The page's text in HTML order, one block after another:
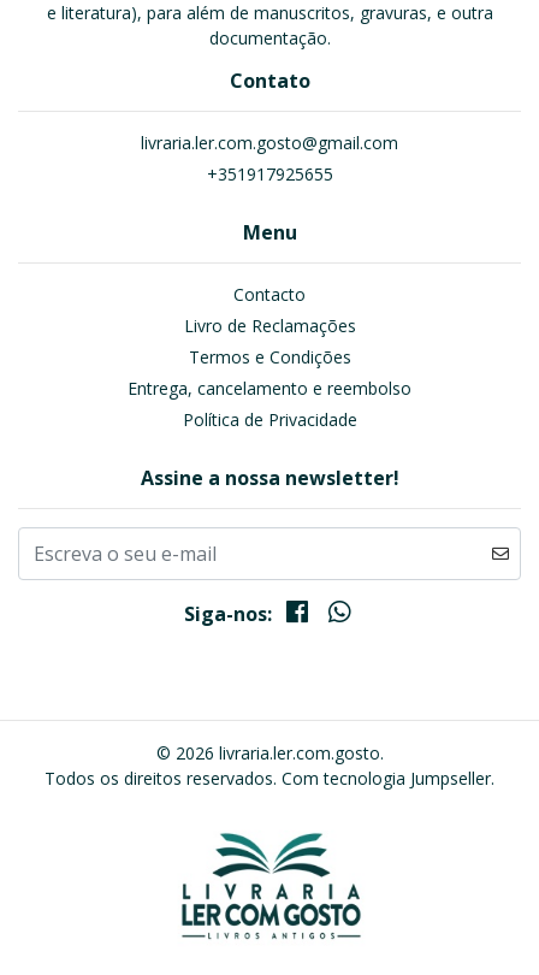
e literatura), para além de manuscritos, gravuras, e outra
documentação.
Contato
livraria.ler.com.gosto@gmail.com
+351917925655
Menu
Contacto
Livro de Reclamações
Termos e Condições
Entrega, cancelamento e reembolso
Política de Privacidade
Assine a nossa newsletter!
Siga-nos:
© 2026 livraria.ler.com.gosto.
Todos os direitos reservados. Com tecnologia Jumpseller.